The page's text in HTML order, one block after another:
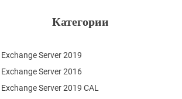
Категории
Exchange Server 2019
Exchange Server 2016
Exchange Server 2019 CAL